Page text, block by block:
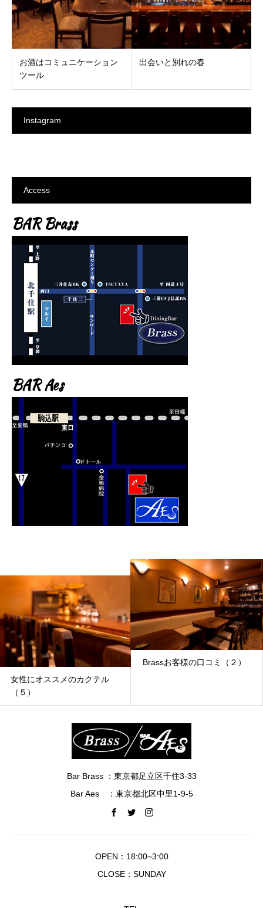
お酒はコミュニケーション
ツール
出会いと別れの春
Instagram
Access
BAR Brass
BAR Aes
メのカクテル
Brassお客様の口コミ（２） ウイスキ
Bar Brass ：東京都足立区千住3-33
Bar Aes ：東京都北区中里1-9-5
OPEN：18:00~3:00
CLOSE：SUNDAY